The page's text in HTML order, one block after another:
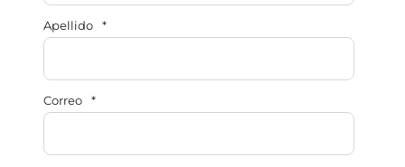
Apellido *
Correo *